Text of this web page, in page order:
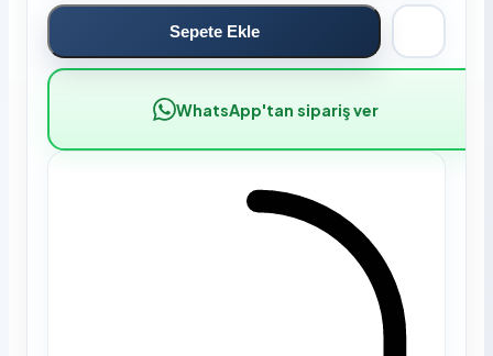
Sepete Ekle
WhatsApp'tan sipariş ver